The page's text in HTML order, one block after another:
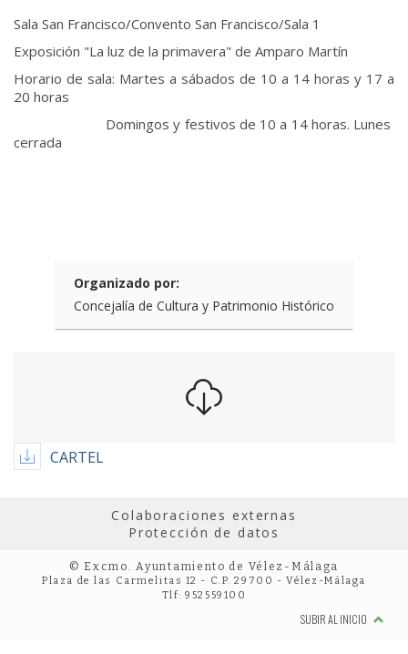
Sala San Francisco/Convento San Francisco/Sala 1
Exposición "La luz de la primavera" de Amparo Martín
Horario de sala: Martes a sábados de 10 a 14 horas y 17 a
20 horas
Domingos y festivos de 10 a 14 horas. Lunes
cerrada
Organizado por:
Concejalía de Cultura y Patrimonio Histórico
CARTEL
Colaboraciones externas
Protección de datos
© Excmo. Ayuntamiento de Vélez-Málaga
Plaza de las Carmelitas 12 - C.P. 29700 - Vélez-Málaga
Tlf: 952559100
SUBIR AL INICIO